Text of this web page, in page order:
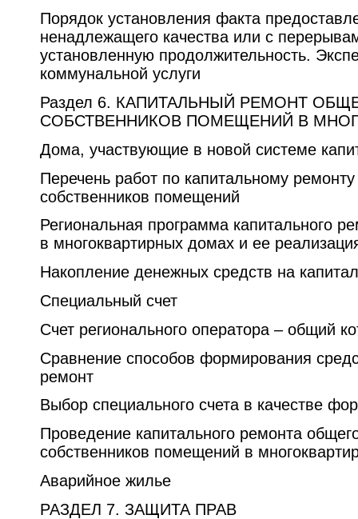
Порядок установления факта
ненадлежащего качества или с
установленную продолжительность.
коммунальной услуги
Раздел 6. КАПИТАЛЬНЫЙ РЕМОНТ
СОБСТВЕННИКОВ ПОМЕЩЕНИЙ В
Дома, участвующие в новой системе
Перечень работ по капитальному
собственников помещений
Региональная программа капитального
в многоквартирных домах и ее
Накопление денежных средств на
Специальный счет
Счет регионального оператора – общий
Сравнение способов формирования
ремонт
Выбор специального счета в качестве
Проведение капитального ремонта
собственников помещений в
Аварийное жилье
РАЗДЕЛ 7. ЗАЩИТА ПРАВ